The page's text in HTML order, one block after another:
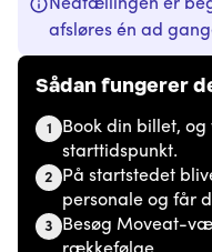
Nedtællingen er
afsløres én ad
Sådan fungerer
1
Book din billet,
starttidspunkt.
2
På startstedet
personale og får
3
Besøg Moveat-